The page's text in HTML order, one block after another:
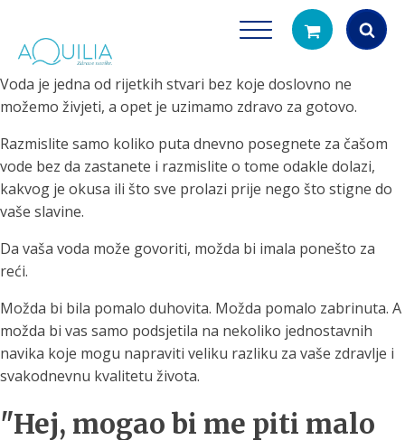
search
Voda je jedna od rijetkih stvari bez koje doslovno ne
možemo živjeti, a opet je uzimamo zdravo za gotovo.
Razmislite samo koliko puta dnevno posegnete za čašom
vode bez da zastanete i razmislite o tome odakle dolazi,
kakvog je okusa ili što sve prolazi prije nego što stigne do
vaše slavine.
Da vaša voda može govoriti, možda bi imala ponešto za
reći.
Možda bi bila pomalo duhovita. Možda pomalo zabrinuta. A
možda bi vas samo podsjetila na nekoliko jednostavnih
navika koje mogu napraviti veliku razliku za vaše zdravlje i
svakodnevnu kvalitetu života.
"Hej, mogao bi me piti malo
filtriranje vode za tuširanje
Potpuno prijenosno
čistu vodu za